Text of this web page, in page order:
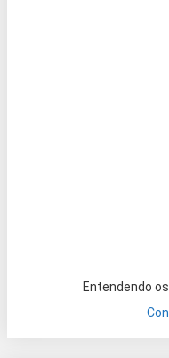
Entendendo